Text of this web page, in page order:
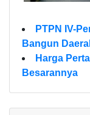
PTPN IV-
Bangun
Harga
Besarannya